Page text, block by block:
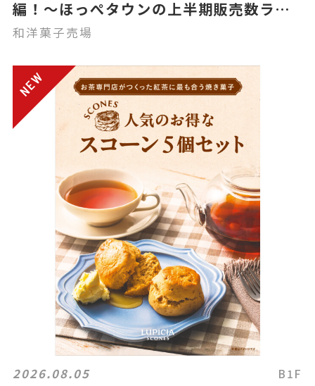
編！～ほっぺタウンの上半期販売数ラン
キング～
和洋菓子売場
2026.08.05 B1F